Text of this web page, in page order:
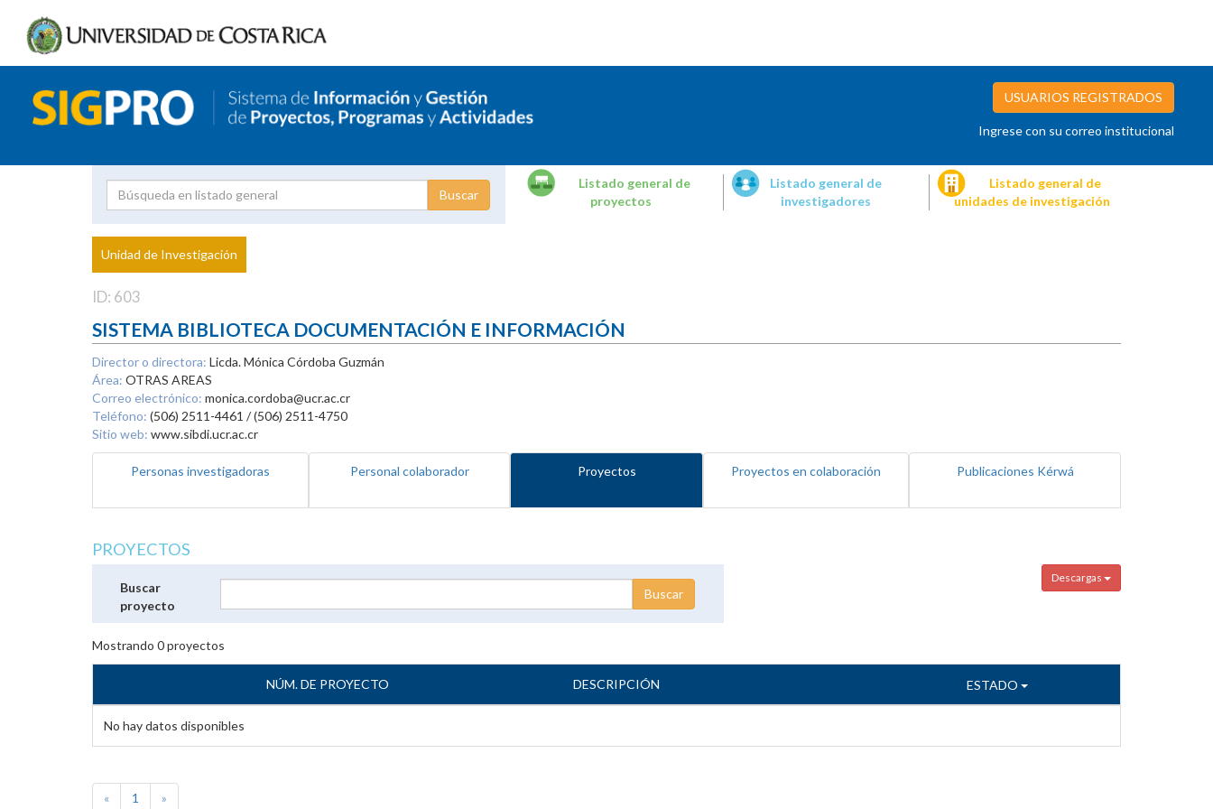
USUARIOS REGISTRADOS
Ingrese con su correo institucional
Proyecto
Investigador
Listado general de
proyectos
Listado general de
investigadores
Listado general de
unidades de investigación
Unidad de Investigación
ID: 603
SISTEMA BIBLIOTECA DOCUMENTACIÓN E INFORMACIÓN
Director o directora: Licda. Mónica Córdoba Guzmán
Área: OTRAS AREAS
Correo electrónico: monica.cordoba@ucr.ac.cr
Teléfono: (506) 2511-4461 / (506) 2511-4750
Sitio web: www.sibdi.ucr.ac.cr
Personas investigadoras Personal colaborador Proyectos Proyectos en colaboración Publicaciones Kérwá
PROYECTOS
Descargas
Buscar
proyecto
Mostrando 0proyectos
NÚM. DE PROYECTO DESCRIPCIÓN ESTADO
No hay datos disponibles
« 1 »